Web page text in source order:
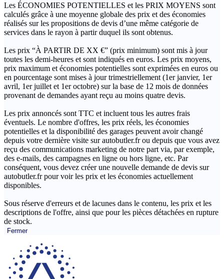
Les ÉCONOMIES POTENTIELLES et les PRIX MOYENS sont
calculés grâce à une moyenne globale des prix et des économies
réalisés sur les propositions de devis d’une même catégorie de
services dans le rayon à partir duquel ils sont obtenus.
Les prix “À PARTIR DE XX €” (prix minimum) sont mis à jour
toutes les demi-heures et sont indiqués en euros. Les prix moyens,
prix maximum et économies potentielles sont exprimées en euros ou
en pourcentage sont mises à jour trimestriellement (1er janvier, 1er
avril, 1er juillet et 1er octobre) sur la base de 12 mois de données
provenant de demandes ayant reçu au moins quatre devis.
Les prix annoncés sont TTC et incluent tous les autres frais
éventuels. Le nombre d'offres, les prix réels, les économies
potentielles et la disponibilité des garages peuvent avoir changé
depuis votre dernière visite sur autobutler.fr ou depuis que vous avez
reçu des communications marketing de notre part via, par exemple,
des e-mails, des campagnes en ligne ou hors ligne, etc. Par
conséquent, vous devez créer une nouvelle demande de devis sur
autobutler.fr pour voir les prix et les économies actuellement
disponibles.
Sous réserve d'erreurs et de lacunes dans le contenu, les prix et les
descriptions de l'offre, ainsi que pour les pièces détachées en rupture
de stock.
Fermer